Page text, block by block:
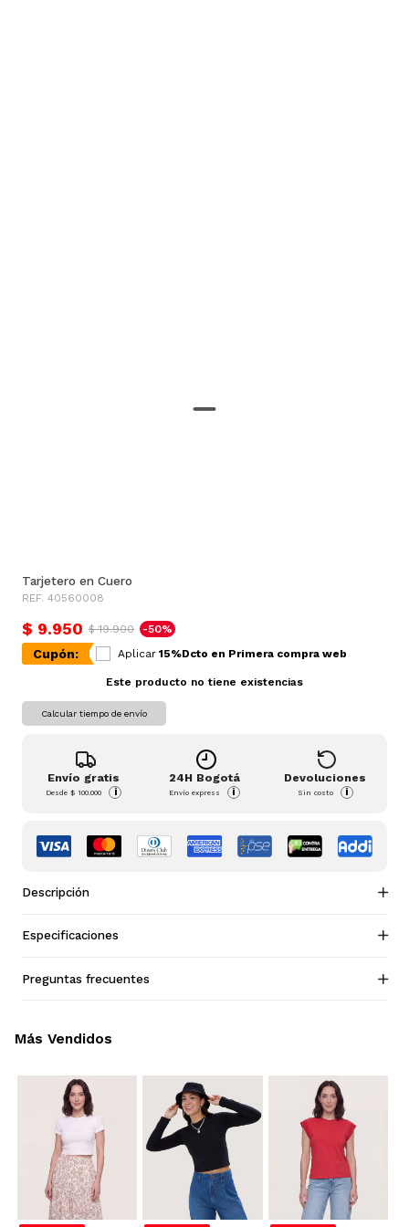
Tarjetero en Cuero
REF. 40560008
$ 9.950 $ 19.900 -50%
Cupón: Aplicar 15%Dcto en Primera compra web
Este producto no tiene existencias
Calcular tiempo de envío
Envío gratis
Desde$ 100.000 i
24H Bogotá
Envío express i
Devoluciones
Sin costo i
Descripción
Especificaciones
Preguntas frecuentes
Más Vendidos